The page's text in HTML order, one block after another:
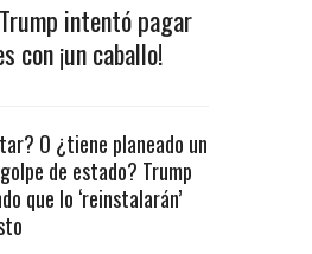
intentó pagar
con ¡un caballo!
O ¿tiene planeado un
de estado? Trump
que lo ‘reinstalarán’